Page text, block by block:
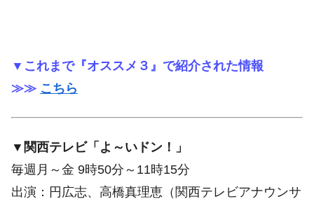
▼これまで『オススメ３』で紹介された情報
≫≫ こちら
▼関西テレビ「よ～いドン！」
毎週月～金 9時50分～11時15分
出演：円広志、高橋真理恵（関西テレビアナウンサ